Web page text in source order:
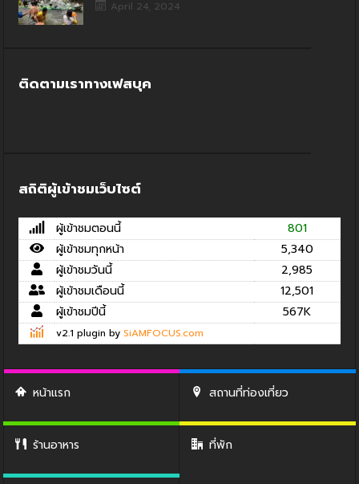
April 24, 2024
ติดตามเราทางเฟสบุค
สถิติผู้เข้าชมเว็บไซต์
ผู้เข้าชมตอนนี้
801
ผู้เข้าชมทุกหน้า
5,340
ผู้เข้าชมวันนี้
2,985
ผู้เข้าชมเดือนนี้
12,501
ผู้เข้าชมปีนี้
567K
v2.1 plugin by SiAMFOCUS.com
หน้าแรก สถานที่ท่องเที่ยว
ร้านอาหาร ที่พัก